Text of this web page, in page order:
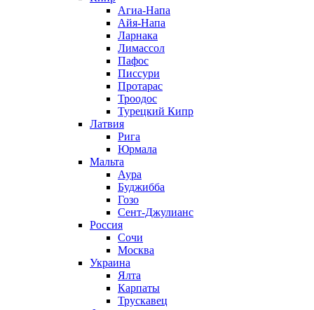
Агиа-Напа
Айя-Напа
Ларнака
Лимассол
Пафос
Писсури
Протарас
Троодос
Турецкий Кипр
Латвия
Рига
Юрмала
Мальта
Аура
Буджибба
Гозо
Сент-Джулианс
Россия
Сочи
Москва
Украина
Ялта
Карпаты
Трускавец